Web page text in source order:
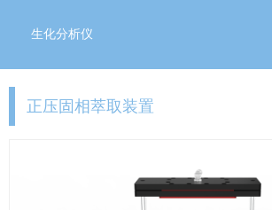
生化分析仪
正压固相萃取装置